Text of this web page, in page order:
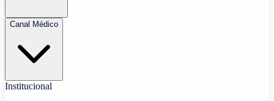
Canal Médico
Institucional